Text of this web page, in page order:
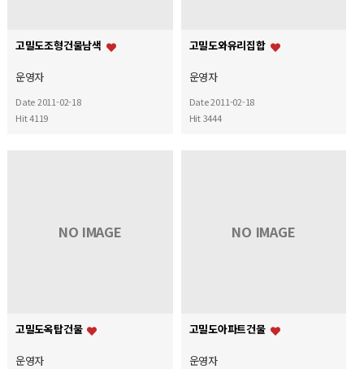
고밀도조형건물남색
운영자
Date 2011-02-18
Hit 4119
고밀도와유리집합
운영자
Date 2011-02-18
Hit 3444
NO IMAGE
고밀도옥탑건물
운영자
NO IMAGE
고밀도아파트건물
운영자